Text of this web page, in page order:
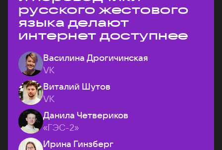
русского жестового
языка делают
интернет доступнее
Василина Дрогичинская
VK
Виталий Шутов
VK
Данила Четвериков
«ГЭС-2»
Ирина Гинзберг